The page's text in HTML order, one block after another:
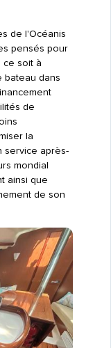
de l'Océanis
pensés pour
ce soit à
bateau dans
de
la
service après-
mondial
ainsi que
de son